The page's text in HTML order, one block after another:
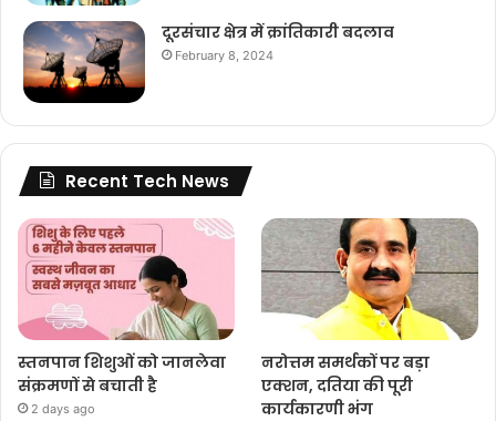
दूरसंचार क्षेत्र में क्रांतिकारी बदलाव
February 8, 2024
Recent Tech News
स्तनपान शिशुओं को जानलेवा
संक्रमणों से बचाती है
2 days ago
नरोत्तम समर्थकों पर बड़ा
एक्शन, दतिया की पूरी
कार्यकारणी भंग